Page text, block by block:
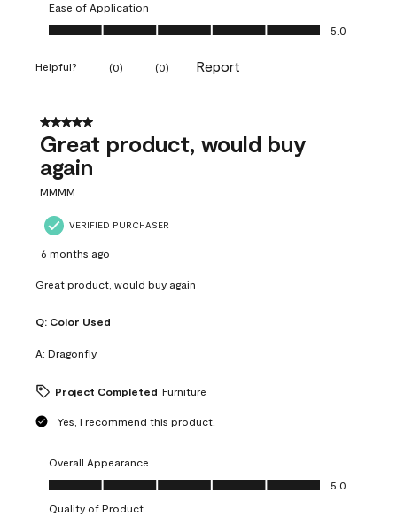
Ease of Application
Ease of Application, 5.0 out of 5
5.0
Helpful? (0) (0) Report
5 out of 5 stars.
Great product, would buy
again
MMMM
VERIFIED PURCHASER
6 months ago
Great product, would buy again
Q: Color Used
A: Dragonfly
Project Completed Furniture
Yes, I recommend this product.
Overall Appearance
Overall Appearance, 5.0 out of 5
5.0
Quality of Product